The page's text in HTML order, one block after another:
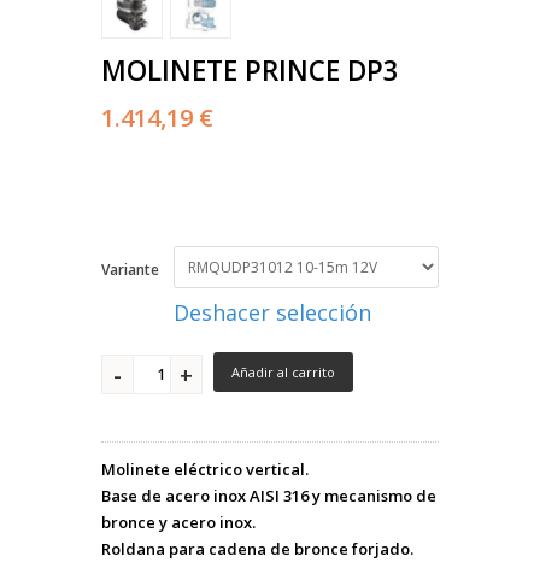
MOLINETE PRINCE DP3
1.414,19 €
Variante
Deshacer selección
Añadir al carrito
Molinete eléctrico vertical.
Base de acero inox AISI 316 y mecanismo de
bronce y acero inox.
Roldana para cadena de bronce forjado.